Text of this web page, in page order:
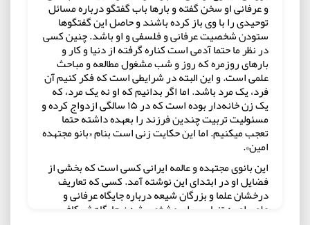
و عرفانی او سخن گفته و بارها باب گفتگو درباره مسائل
توحیدی را با وی باز کرده باشند و حاصل این گفتگوها
ستودن شخصیت عرفانی و فلسفی و او باشد. چنین کسی
در نظر ما حتما آدمی است کناره گرفته از دنیا و کار و
بارهای روزمره که روز و شب مشغول مطالعه و مباحث
علمی است. و این البته در شرایطی است که فکر کنیم آن
فرد، یک مرد باشد. اما اگر بدانیم که او نه یک مرد، که
یک زن خانه‌دار بوده است که در ۱۵ سالگی ازدواج کرده و
مسئولیت تربیت چندین فرزند را بعهده داشته حتما
تعجب میکنیم. اما این حکایت زنی است بنام «بانو مجتهده
امین».
این بانوی مجتهده و عالمه ایرانی کسی است که بخشی از
فضایل او در ابتدای این نوشته آمد. کسی که تعاریف
درخشان علما و بزرگان شیعه درباره جایگاه عرفانی و
علمی او به تنهایی برای مشخص شدن جایگاهش کافی